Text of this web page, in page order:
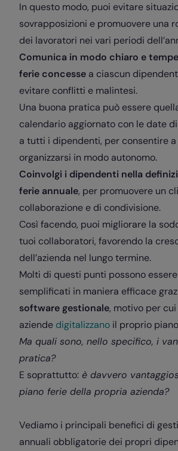
In questo modo, puoi evitare
sovrapposizioni e promuovere una
dei lavoratori nei vari periodi
Comunica in modo chiaro e
ferie concesse a ciascun
evitare conflitti e malintesi.
Una buona pratica può essere
calendario aggiornato con le date
a tutti i dipendenti, per consentire
organizzarsi in modo autonomo.
Coinvolgi i dipendenti nella
ferie annuale, per promuovere un
collaborazione e di condivisione.
Così facendo, puoi migliorare la
tuoi collaboratori, favorendo la
dell’azienda nel lungo termine.
Molti di questi punti possono
semplificati in maniera efficace
software gestionale, motivo per
aziende digitalizzano il proprio
Ma quali sono, nello specifico, i
pratica?
E soprattutto: è davvero
piano ferie della propria azienda?
Vediamo i principali benefici di
annuali obbligatorie dei propri